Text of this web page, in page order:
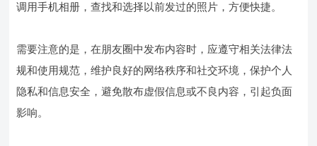
调用手机相册，查找和选择以前发过的照片，方便快捷。
需要注意的是，在朋友圈中发布内容时，应遵守相关法律法
规和使用规范，维护良好的网络秩序和社交环境，保护个人
隐私和信息安全，避免散布虚假信息或不良内容，引起负面
影响。